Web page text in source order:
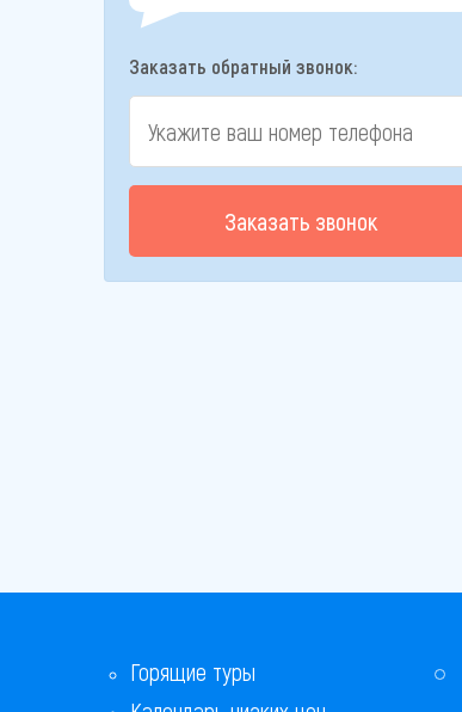
Заказать обратный звонок:
Заказать звонок
Горящие туры